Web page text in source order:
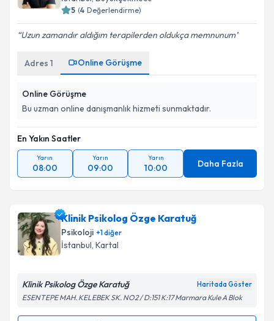
5 (4 Değerlendirme)
Uzun zamandır aldığım terapilerden oldukça memnunum
Adres 1 Online Görüşme
Online Görüşme
Bu uzman online danışmanlık hizmeti sunmaktadır.
En Yakın Saatler
Yarın
08:00
Yarın
09:00
Yarın
10:00 Daha Fazla
Klinik Psikolog Özge Karatuğ
Psikoloji +1diğer
İstanbul, Kartal
Klinik Psikolog Özge Karatuğ Haritada Göster
ESENTEPE MAH. KELEBEK SK. NO2 / D:151 K:17 Marmara Kule A Blok